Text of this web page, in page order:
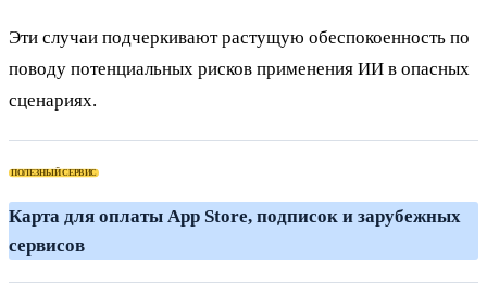
Эти случаи подчеркивают растущую обеспокоенность по
поводу потенциальных рисков применения ИИ в опасных
сценариях.
ПОЛЕЗНЫЙ СЕРВИС
Карта для оплаты App Store, подписок и зарубежных
сервисов